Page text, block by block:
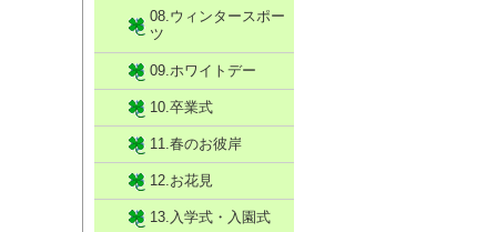
08.ウィンタースポー
ツ
09.ホワイトデー
10.卒業式
11.春のお彼岸
12.お花見
13.入学式・入園式